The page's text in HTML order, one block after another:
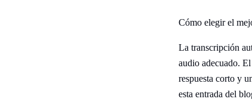
Cómo elegir el
La transcripción
audio adecuado.
respuesta corto y
esta entrada del